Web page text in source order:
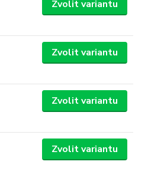
Zvolit variantu
Zvolit variantu
Zvolit variantu
Zvolit variantu